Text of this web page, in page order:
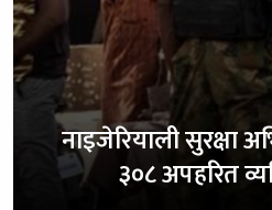
नाइजेरियाली सुरक्षा
३०८ अपहरित